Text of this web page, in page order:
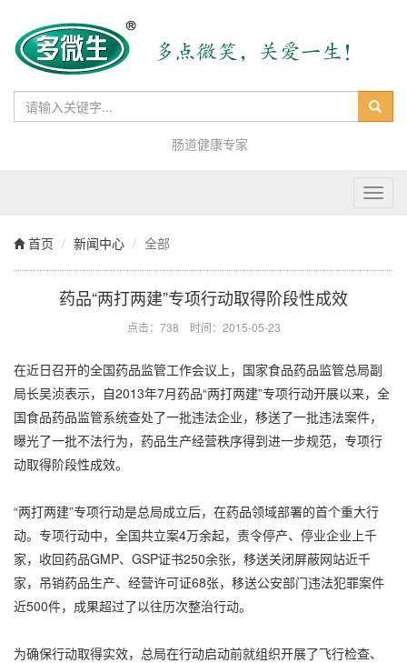
肠道健康专家
首页
新闻中心 全部
药品“两打两建”专项行动取得阶段性成效
点击：738 时间：2015-05-23
在近日召开的全国药品监管工作会议上，国家食品药品监管总局副
局长吴浈表示，自2013年7月药品“两打两建”专项行动开展以来，全
国食品药品监管系统查处了一批违法企业，移送了一批违法案件，
曝光了一批不法行为，药品生产经营秩序得到进一步规范，专项行
动取得阶段性成效。
“两打两建”专项行动是总局成立后，在药品领域部署的首个重大行
动。专项行动中，全国共立案4万余起，责令停产、停业企业上千
家，收回药品GMP、GSP证书250余张，移送关闭屏蔽网站近千
家，吊销药品生产、经营许可证68张，移送公安部门违法犯罪案件
近500件，成果超过了以往历次整治行动。
为确保行动取得实效，总局在行动启动前就组织开展了飞行检查、